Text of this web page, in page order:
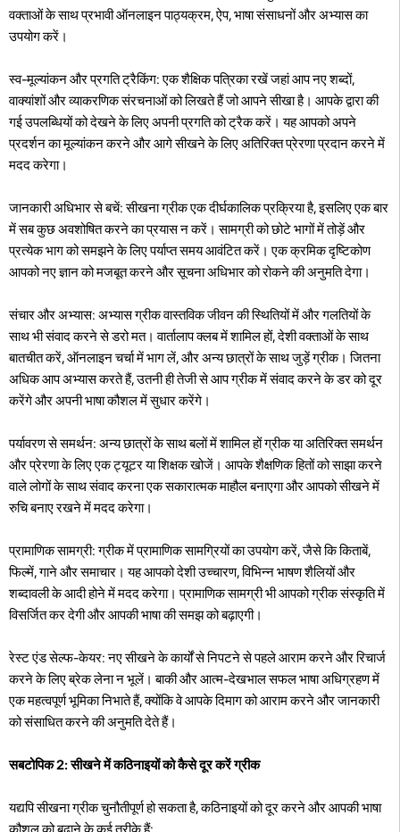
वक्ताओं के साथ प्रभावी ऑनलाइन पाठ्यक्रम, ऐप, भाषा संसाधनों और अभ्यास का
उपयोग करें।
स्व-मूल्यांकन और प्रगति ट्रैकिंग: एक शैक्षिक पत्रिका रखें जहां आप नए शब्दों,
वाक्यांशों और व्याकरणिक संरचनाओं को लिखते हैं जो आपने सीखा है। आपके द्वारा की
गई उपलब्धियों को देखने के लिए अपनी प्रगति को ट्रैक करें। यह आपको अपने
प्रदर्शन का मूल्यांकन करने और आगे सीखने के लिए अतिरिक्त प्रेरणा प्रदान करने में
मदद करेगा।
जानकारी अधिभार से बचें: सीखना ग्रीक एक दीर्घकालिक प्रक्रिया है, इसलिए एक बार
में सब कुछ अवशोषित करने का प्रयास न करें। सामग्री को छोटे भागों में तोड़ें और
प्रत्येक भाग को समझने के लिए पर्याप्त समय आवंटित करें। एक क्रमिक दृष्टिकोण
आपको नए ज्ञान को मजबूत करने और सूचना अधिभार को रोकने की अनुमति देगा।
संचार और अभ्यास: अभ्यास ग्रीक वास्तविक जीवन की स्थितियों में और गलतियों के
साथ भी संवाद करने से डरो मत। वार्तालाप क्लब में शामिल हों, देशी वक्ताओं के साथ
बातचीत करें, ऑनलाइन चर्चा में भाग लें, और अन्य छात्रों के साथ जुड़ें ग्रीक। जितना
अधिक आप अभ्यास करते हैं, उतनी ही तेजी से आप ग्रीक में संवाद करने के डर को दूर
करेंगे और अपनी भाषा कौशल में सुधार करेंगे।
पर्यावरण से समर्थन: अन्य छात्रों के साथ बलों में शामिल हों ग्रीक या अतिरिक्त समर्थन
और प्रेरणा के लिए एक ट्यूटर या शिक्षक खोजें। आपके शैक्षणिक हितों को साझा करने
वाले लोगों के साथ संवाद करना एक सकारात्मक माहौल बनाएगा और आपको सीखने में
रुचि बनाए रखने में मदद करेगा।
प्रामाणिक सामग्री: ग्रीक में प्रामाणिक सामग्रियों का उपयोग करें, जैसे कि किताबें,
फिल्में, गाने और समाचार। यह आपको देशी उच्चारण, विभिन्न भाषण शैलियों और
शब्दावली के आदी होने में मदद करेगा। प्रामाणिक सामग्री भी आपको ग्रीक संस्कृति में
विसर्जित कर देगी और आपकी भाषा की समझ को बढ़ाएगी।
रेस्ट एंड सेल्फ-केयर: नए सीखने के कार्यों से निपटने से पहले आराम करने और रिचार्ज
करने के लिए ब्रेक लेना न भूलें। बाकी और आत्म-देखभाल सफल भाषा अधिग्रहण में
एक महत्वपूर्ण भूमिका निभाते हैं, क्योंकि वे आपके दिमाग को आराम करने और जानकारी
को संसाधित करने की अनुमति देते हैं।
सबटोपिक 2: सीखने में कठिनाइयों को कैसे दूर करें ग्रीक
यद्यपि सीखना ग्रीक चुनौतीपूर्ण हो सकता है, कठिनाइयों को दूर करने और आपकी भाषा